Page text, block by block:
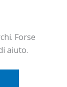
Forse
aiuto.